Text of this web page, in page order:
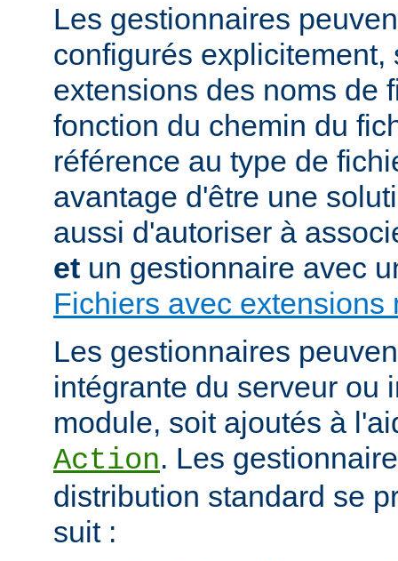
Les gestionnaires
configurés explicitement,
extensions des noms de
fonction du chemin du
référence au type de
avantage d'être une
aussi d'autoriser à
et un gestionnaire avec
Fichiers avec extensions
Les gestionnaires
intégrante du serveur ou
module, soit ajoutés à
Action. Les
distribution standard se
suit :